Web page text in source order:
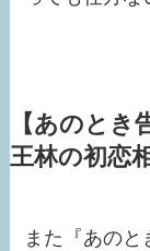
【あのとき
王林の初恋
また『あの